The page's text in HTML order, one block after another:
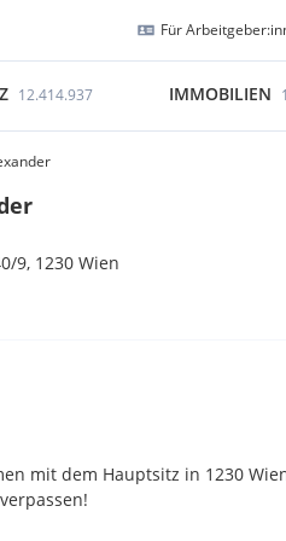
Für
12.414.937 IMMOBILIEN
9, 1230Wien
mit dem Hauptsitz in 1230